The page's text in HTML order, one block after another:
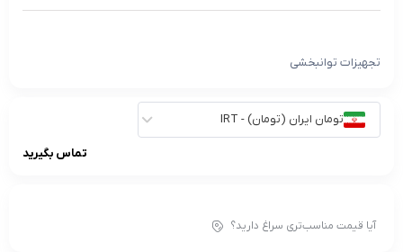
تجهیزات توانبخشی
تومان ایران (تومان) - IRT
تماس بگیرید
آیا قیمت مناسب‌تری سراغ دارید؟